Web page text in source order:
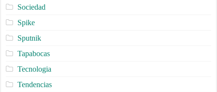
Sociedad
Spike
Sputnik
Tapabocas
Tecnologia
Tendencias